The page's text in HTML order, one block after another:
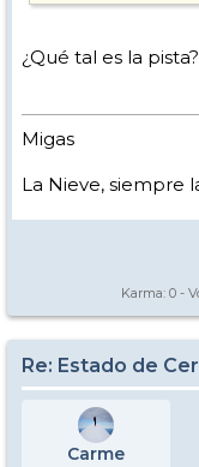
¿Qué tal es la pista?
Migas
La Nieve, siempre
Karma: 0 -
Re: Estado de
Carme